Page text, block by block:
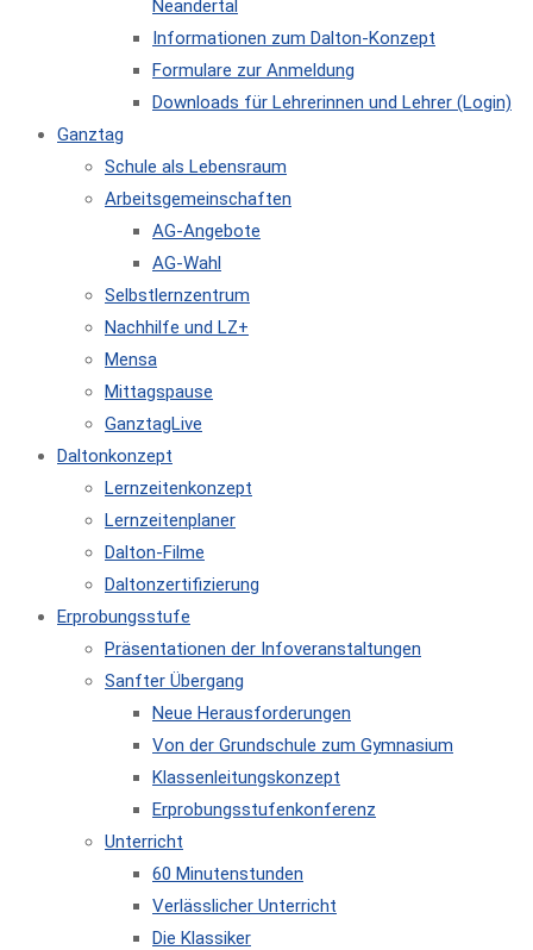
Neandertal
Informationen zum Dalton-Konzept
Formulare zur Anmeldung
Downloads für Lehrerinnen und Lehrer (Login)
Ganztag
Schule als Lebensraum
Arbeitsgemeinschaften
AG-Angebote
AG-Wahl
Selbstlernzentrum
Nachhilfe und LZ+
Mensa
Mittagspause
GanztagLive
Daltonkonzept
Lernzeitenkonzept
Lernzeitenplaner
Dalton-Filme
Daltonzertifizierung
Erprobungsstufe
Präsentationen der Infoveranstaltungen
Sanfter Übergang
Neue Herausforderungen
Von der Grundschule zum Gymnasium
Klassenleitungskonzept
Erprobungsstufenkonferenz
Unterricht
60 Minutenstunden
Verlässlicher Unterricht
Die Klassiker